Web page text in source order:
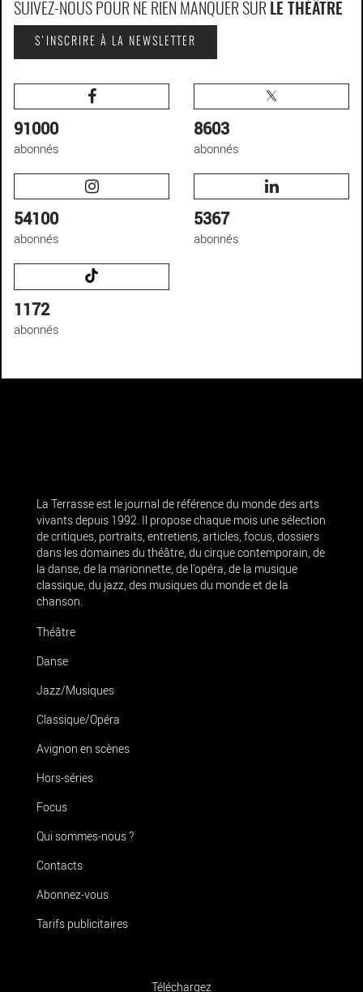
SUIVEZ-NOUS POUR NE RIEN MANQUER SUR LE THÉÂTRE
S'INSCRIRE À LA NEWSLETTER
91000
abonnés
8603
abonnés
54100
abonnés
5367
abonnés
1172
abonnés
La Terrasse est le journal de référence du monde des arts
vivants depuis 1992. Il propose chaque mois une sélection
de critiques, portraits, entretiens, articles, focus, dossiers
dans les domaines du théâtre, du cirque contemporain, de
la danse, de la marionnette, de l’opéra, de la musique
classique, du jazz, des musiques du monde et de la
chanson.
Théâtre
Danse
Jazz/Musiques
Classique/Opéra
Avignon en scènes
Hors-séries
Focus
Qui sommes-nous ?
Contacts
Abonnez-vous
Tarifs publicitaires
Téléchargez